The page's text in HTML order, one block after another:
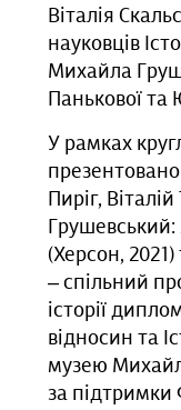
Віталія
науковців
Михайла
Панькової та
У рамках
Пиріг,
(Херсон,
‒ спільний
історії
відносин та
музею
за підтримки